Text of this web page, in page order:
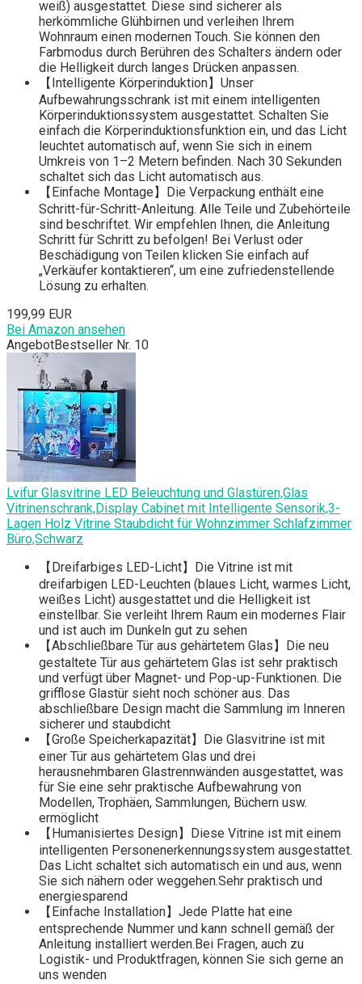
weiß) ausgestattet. Diese sind sicherer als
herkömmliche Glühbirnen und verleihen Ihrem
Wohnraum einen modernen Touch. Sie können den
Farbmodus durch Berühren des Schalters ändern oder
die Helligkeit durch langes Drücken anpassen.
【Intelligente Körperinduktion】Unser
Aufbewahrungsschrank ist mit einem intelligenten
Körperinduktionssystem ausgestattet. Schalten Sie
einfach die Körperinduktionsfunktion ein, und das Licht
leuchtet automatisch auf, wenn Sie sich in einem
Umkreis von 1–2 Metern befinden. Nach 30 Sekunden
schaltet sich das Licht automatisch aus.
【Einfache Montage】Die Verpackung enthält eine
Schritt-für-Schritt-Anleitung. Alle Teile und Zubehörteile
sind beschriftet. Wir empfehlen Ihnen, die Anleitung
Schritt für Schritt zu befolgen! Bei Verlust oder
Beschädigung von Teilen klicken Sie einfach auf
„Verkäufer kontaktieren“, um eine zufriedenstellende
Lösung zu erhalten.
199,99 EUR
Bei Amazon ansehen
AngebotBestseller Nr. 10
Lvifur Glasvitrine LED Beleuchtung und Glastüren,Glas
Vitrinenschrank,Display Cabinet mit Intelligente Sensorik,3-
Lagen Holz Vitrine Staubdicht für Wohnzimmer Schlafzimmer
Büro,Schwarz
【Dreifarbiges LED-Licht】Die Vitrine ist mit
dreifarbigen LED-Leuchten (blaues Licht, warmes Licht,
weißes Licht) ausgestattet und die Helligkeit ist
einstellbar. Sie verleiht Ihrem Raum ein modernes Flair
und ist auch im Dunkeln gut zu sehen
【Abschließbare Tür aus gehärtetem Glas】Die neu
gestaltete Tür aus gehärtetem Glas ist sehr praktisch
und verfügt über Magnet- und Pop-up-Funktionen. Die
grifflose Glastür sieht noch schöner aus. Das
abschließbare Design macht die Sammlung im Inneren
sicherer und staubdicht
【Große Speicherkapazität】Die Glasvitrine ist mit
einer Tür aus gehärtetem Glas und drei
herausnehmbaren Glastrennwänden ausgestattet, was
für Sie eine sehr praktische Aufbewahrung von
Modellen, Trophäen, Sammlungen, Büchern usw.
ermöglicht
【Humanisiertes Design】Diese Vitrine ist mit einem
intelligenten Personenerkennungssystem ausgestattet.
Das Licht schaltet sich automatisch ein und aus, wenn
Sie sich nähern oder weggehen.Sehr praktisch und
energiesparend
【Einfache Installation】Jede Platte hat eine
entsprechende Nummer und kann schnell gemäß der
Anleitung installiert werden.Bei Fragen, auch zu
Logistik- und Produktfragen, können Sie sich gerne an
uns wenden